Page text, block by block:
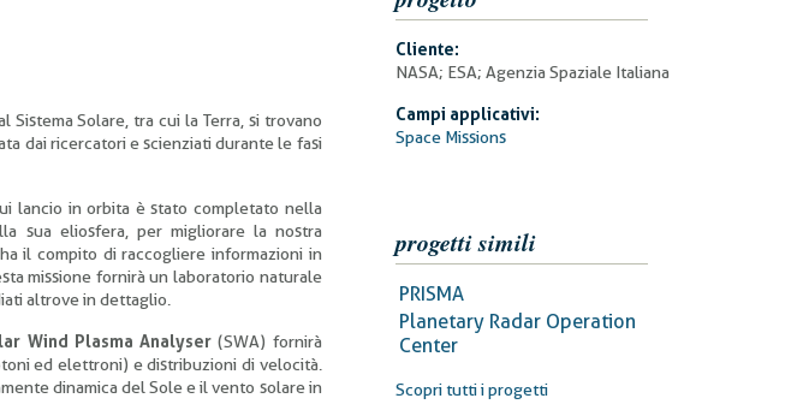
Solare, tra cui la Terra, si trovano
dai ricercatori e scienziati durante le fasi
lancio in orbita è stato completato nella
sua eliosfera, per migliorare la nostra
il compito di raccogliere informazioni in
missione fornirà un laboratorio naturale
altrove in dettaglio.
Wind Plasma Analyser (SWA) fornirà
ed elettroni) e distribuzioni di velocità.
dinamica del Sole e il vento solare in
Cliente:
NASA; ESA; Agenzia Spaziale Italiana
Campi applicativi:
Space Missions
progetti simili
PRISMA
Planetary Radar Operation
Center
Scopri tutti i progetti